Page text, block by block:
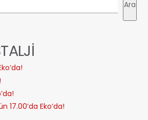
Ara
17.00’da Eko’da!